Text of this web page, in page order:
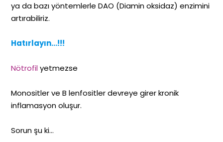
ya da bazı yöntemlerle DAO (Diamin oksidaz) enzimini
artırabiliriz.
Hatırlayın…!!!
Nötrofilyetmezse
Monositler ve B lenfositler devreye girer kronik
inflamasyon oluşur.
Sorun şu ki…